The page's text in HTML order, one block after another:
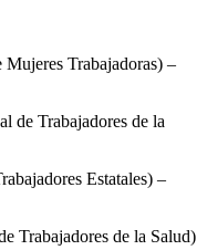
Trabajadoras) –
Trabajadores de la
Estatales) –
Trabajadores de la Salud)